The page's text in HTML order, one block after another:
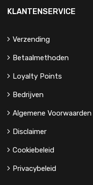
KLANTENSERVICE
Verzending
Betaalmethoden
Loyalty Points
Bedrijven
Algemene Voorwaarden
Disclaimer
Cookiebeleid
Privacybeleid